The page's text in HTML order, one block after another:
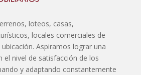
loteos, casas,
locales comerciales de
Aspiramos lograr una
el nivel de satisfacción de los
y adaptando constantemente